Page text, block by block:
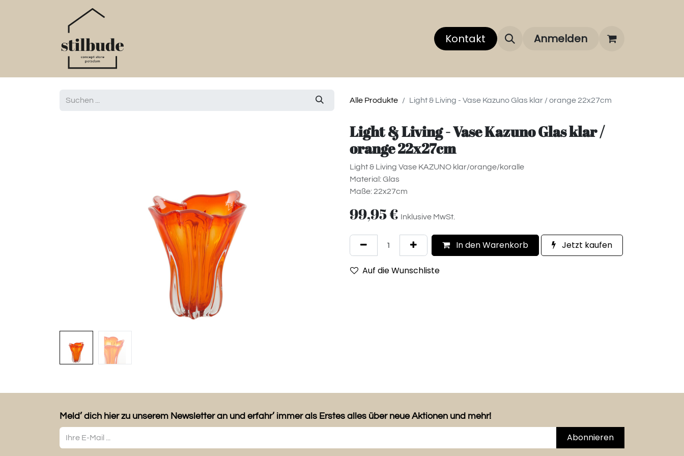
Über uns Über unsere Marken FAQ
Kontakt Anmelden
Alle Produkte Light & Living - Vase Kazuno Glas klar / orange 22x27cm
Light & Living - Vase Kazuno Glas klar /
orange 22x27cm
Light & Living Vase KAZUNO klar/orange/koralle
Material: Glas
Maße: 22x27cm
99,95€ Inklusive MwSt.
In den Warenkorb Jetzt kaufen
Auf die Wunschliste
Meld’ dich hier zu unserem Newsletter an und erfahr’ immer als Erstes alles über neue Aktionen und mehr!
Abonnieren